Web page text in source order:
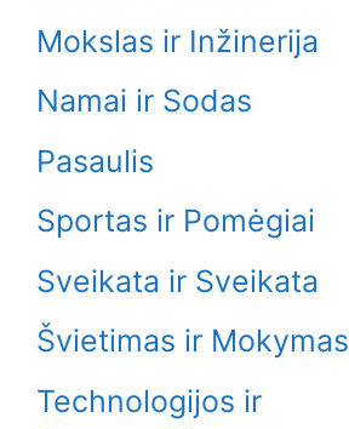
Mokslas ir Inžinerija
Namai ir Sodas
Pasaulis
Sportas ir Pomėgiai
Sveikata ir Sveikata
Švietimas ir Mokymas
Technologijos ir